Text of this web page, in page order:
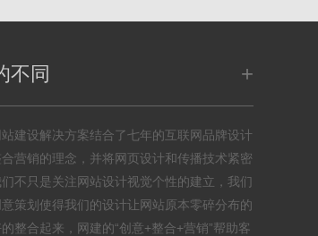
不同 +
建设解决方案结合了七年的互联网品牌设计
营销的理念，并将网页设计和传播技术紧密
不只是关注网站设计视觉个性的建立，我们
策划使得我们的设计让网站原本零碎分布的
的整合起来，网建的“创意+整合+营销”帮助客